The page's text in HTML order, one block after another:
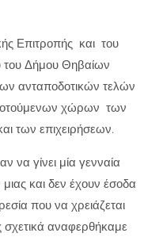
Επιτροπής και του
του Δήμου Θηβαίων
ανταποδοτικών τελών
χώρων των
των επιχειρήσεων.
να γίνει μία γενναία
και δεν έχουν έσοδα
που να χρειάζεται
αναφερθήκαμε